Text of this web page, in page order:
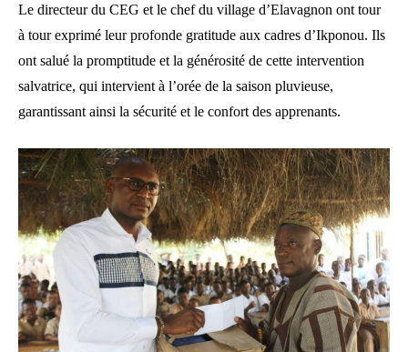
Le directeur du CEG et le chef du village d’Elavagnon ont tour
à tour exprimé leur profonde gratitude aux cadres d’Ikponou. Ils
ont salué la promptitude et la générosité de cette intervention
salvatrice, qui intervient à l’orée de la saison pluvieuse,
garantissant ainsi la sécurité et le confort des apprenants.